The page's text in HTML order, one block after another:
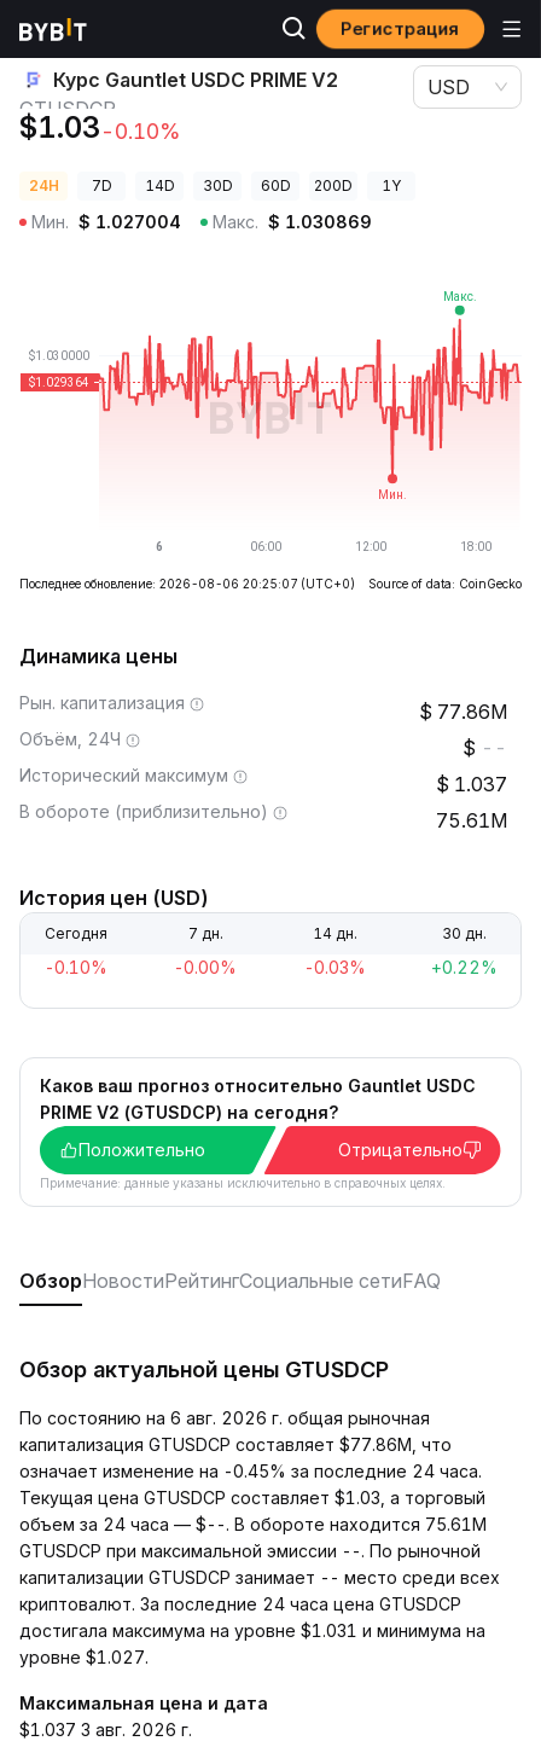
Регистрация
Цены криптовалют Курс Gauntlet USDC PRIME V2 GTUSDCP
Курс Gauntlet USDC PRIME V2
GTUSDCP
$1.03-0.10%
USD
24H 7D 14D 30D 60D 200D 1Y
Мин. $ 1.027004 Макс. $ 1.030869
Последнее обновление: 2026-08-06 20:25:07 (UTC+0) Source of data: CoinGecko
Динамика цены
Рын. капитализация 77.86M
Объём, 24Ч --
Исторический максимум 1.037
В обороте (приблизительно) 75.61M
История цен (USD)
Сегодня 7 дн. 14 дн. 30 дн.
-0.10% -0.00% -0.03% +0.22%
Каков ваш прогноз относительно Gauntlet USDC
PRIME V2 (GTUSDCP) на сегодня?
Положительно
Отрицательно
Примечание: данные указаны исключительно в справочных целях.
ОбзорНовостиРейтингСоциальные сетиFAQ
Обзор актуальной цены GTUSDCP
По состоянию на 6 авг. 2026 г. общая рыночная
капитализация GTUSDCP составляет $77.86M, что
означает изменение на -0.45% за последние 24 часа.
Текущая цена GTUSDCP составляет $1.03, а торговый
объем за 24 часа — $--. В обороте находится 75.61M
GTUSDCP при максимальной эмиссии --. По рыночной
капитализации GTUSDCP занимает -- место среди всех
криптовалют. За последние 24 часа цена GTUSDCP
достигала максимума на уровне $1.031 и минимума на
уровне $1.027.
Максимальная цена и дата
$1.037 3 авг. 2026 г.